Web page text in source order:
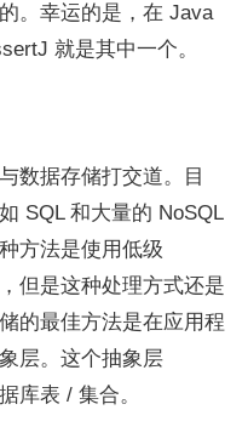
。幸运的是，在 Java
就是其中一个。
数据存储打交道。目
SQL 和大量的 NoSQL
方法是使用低级
但是这种处理方式还是
的最佳方法是在应用程
层。这个抽象层
库表 / 集合。